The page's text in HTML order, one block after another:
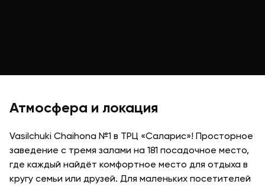
Атмосфера и локация
Vasilchuki Chaihona №1 в ТРЦ «Саларис»! Просторное
заведение с тремя залами на 181 посадочное место,
где каждый найдёт комфортное место для отдыха в
кругу семьи или друзей. Для маленьких посетителей